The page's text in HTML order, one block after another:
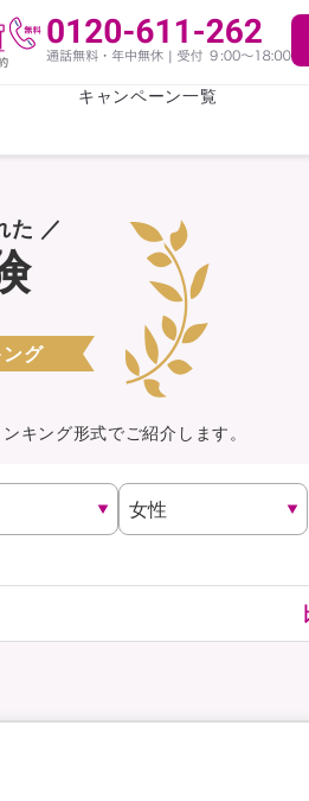
女性医療保険
収入保障保険
持病がある方向け
がん保険
火災保険
女性医療保険
介護・認知症保険
キャンペーン一覧
心配事
た ／
グ
キング形式でご紹介します。